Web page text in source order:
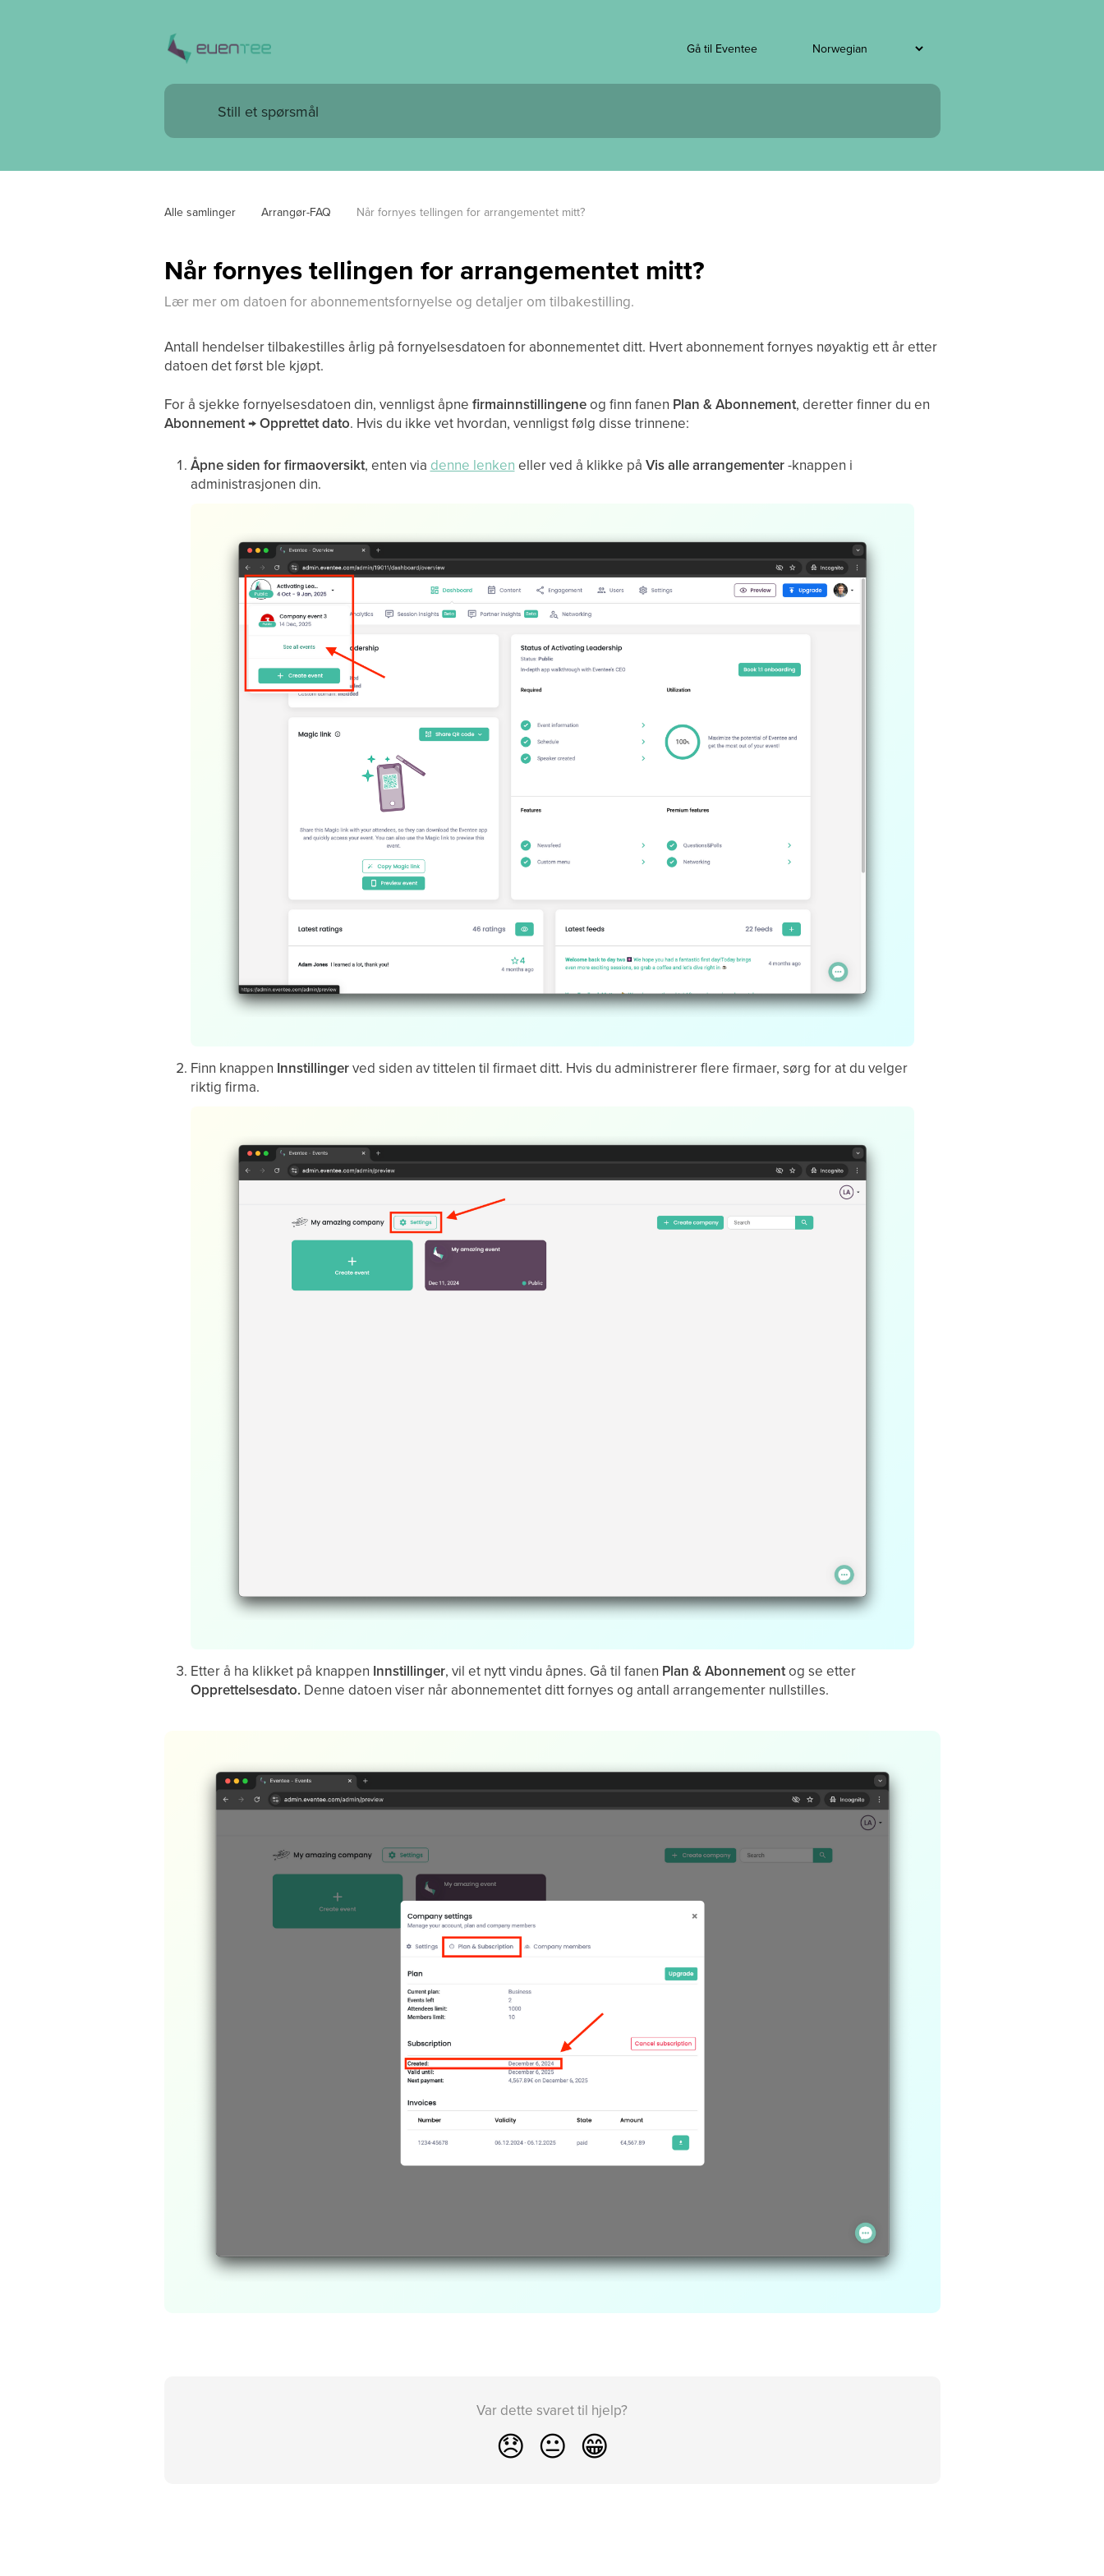
Gå til Eventee
Alle samlinger Arrangør-FAQ Når fornyes tellingen for arrangementet mitt?
Når fornyes tellingen for arrangementet mitt?
Lær mer om datoen for abonnementsfornyelse og detaljer om tilbakestilling.
Antall hendelser tilbakestilles årlig på fornyelsesdatoen for abonnementet ditt. Hvert abonnement fornyes nøyaktig ett år etter
datoen det først ble kjøpt.
For å sjekke fornyelsesdatoen din, vennligst åpne firmainnstillingeneog finn fanen Plan & Abonnement, deretter finner du en
Abonnement→Opprettet dato. Hvis du ikke vet hvordan, vennligst følg disse trinnene:
Åpne siden for firmaoversikt, enten via denne lenken eller ved å klikke på Vis alle arrangementer-knappen i
administrasjonen din.
Finn knappen Innstillingerved siden av tittelen til firmaet ditt. Hvis du administrerer flere firmaer, sørg for at du velger
riktig firma.
Etter å ha klikket på knappen Innstillinger, vil et nytt vindu åpnes. Gå til fanen Plan & Abonnementog se etter
Opprettelsesdato. Denne datoen viser når abonnementet ditt fornyes og antall arrangementer nullstilles.
Var dette svaret til hjelp?
😞 😐 😁